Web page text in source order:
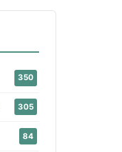
350
305
84